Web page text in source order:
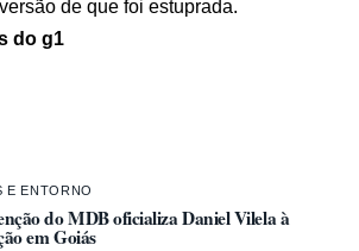
de que foi estuprada.
do g1
E ENTORNO
do MDB oficializa Daniel Vilela à
em Goiás